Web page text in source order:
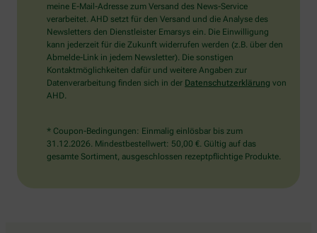
Sie
bitte
das
Herz.
meine E-Mail-Adresse zum Versand des News-Service
verarbeitet. AHD setzt für den Versand und die Analyse des
Newsletters den Dienstleister Emarsys ein. Die Einwilligung
kann jederzeit für die Zukunft widerrufen werden (z.B. über den
Abmelde-Link in jedem Newsletter). Die sonstigen
Kontaktmöglichkeiten dafür und weitere Angaben zur
Datenverarbeitung finden sich in der Datenschutzerklärung von
AHD.
* Coupon-Bedingungen: Einmalig einlösbar bis zum
31.12.2026. Mindestbestellwert: 50,00 €. Gültig auf das
gesamte Sortiment, ausgeschlossen rezeptpflichtige Produkte.